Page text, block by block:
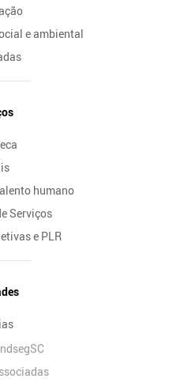
e ambiental
humano
Serviços
e PLR